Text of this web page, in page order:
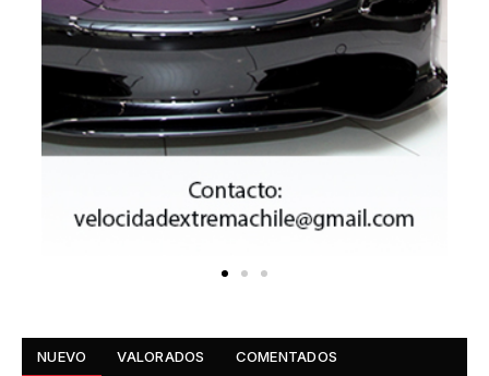
NUEVO VALORADOS COMENTADOS